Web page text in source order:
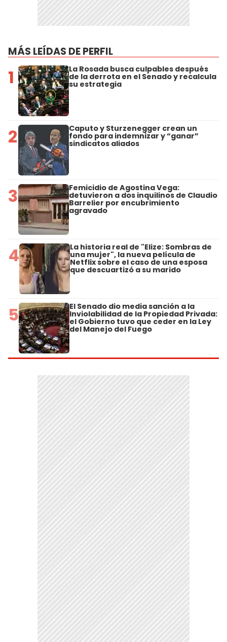
MÁS LEÍDAS DE PERFIL
1 La Rosada busca culpables después
de la derrota en el Senado y recalcula
su estrategia
2 Caputo y Sturzenegger crean un
fondo para indemnizar y “ganar”
sindicatos aliados
3 Femicidio de Agostina Vega:
detuvieron a dos inquilinos de Claudio
Barrelier por encubrimiento
agravado
4 La historia real de "Elize: Sombras de
una mujer", la nueva película de
Netflix sobre el caso de una esposa
que descuartizó a su marido
5 El Senado dio media sanción a la
Inviolabilidad de la Propiedad Privada:
el Gobierno tuvo que ceder en la Ley
del Manejo del Fuego